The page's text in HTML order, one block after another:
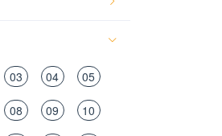
03 04 05
08 09 10